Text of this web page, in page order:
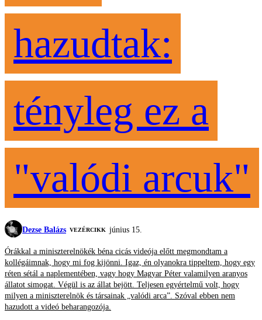
hazudtak:
tényleg ez a
"valódi arcuk"
Dezse Balázs VEZÉRCIKK június 15.
Órákkal a miniszterelnökék béna cicás videója előtt megmondtam a
kollégáimnak, hogy mi fog kijönni. Igaz, én olyanokra tippeltem, hogy egy
réten sétál a naplementében, vagy hogy Magyar Péter valamilyen aranyos
állatot simogat. Végül is az állat bejött. Teljesen egyértelmű volt, hogy
milyen a miniszterelnök és társainak „valódi arca”. Szóval ebben nem
hazudott a videó beharangozója.